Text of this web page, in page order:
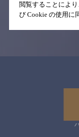
閲覧することにより
び Cookie の使用に